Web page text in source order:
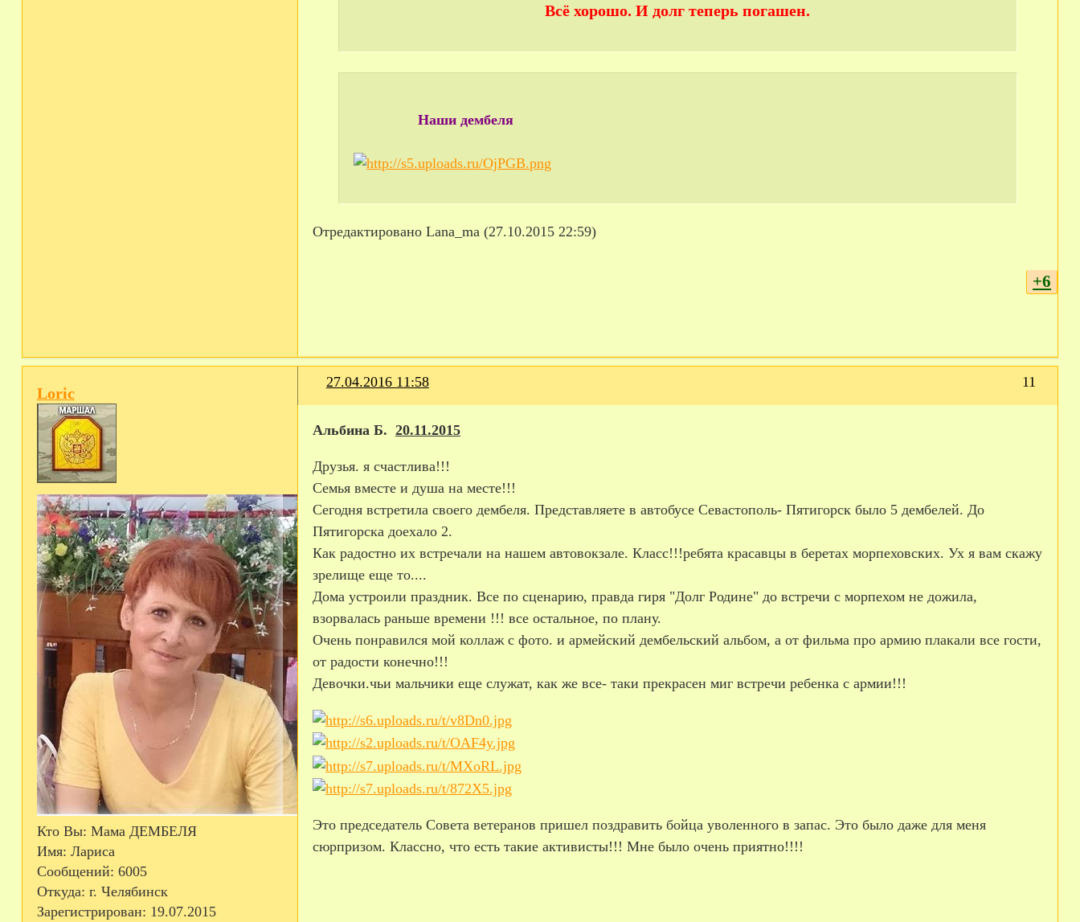
Всё хорошо. И долг теперь погашен.
Наши дембеля
Отредактировано Lana_ma (27.10.2015 22:59)
+6
11
27.04.2016 11:58
Loric
Кто Вы: Мама ДЕМБЕЛЯ
Имя: Лариса
Сообщений: 6005
Откуда: г. Челябинск
Зарегистрирован: 19.07.2015
Альбина Б. 20.11.2015
Друзья. я счастлива!!!
Семья вместе и душа на месте!!!
Сегодня встретила своего дембеля. Представляете в автобусе Севастополь- Пятигорск было 5 дембелей. До
Пятигорска доехало 2.
Как радостно их встречали на нашем автовокзале. Класс!!!ребята красавцы в беретах морпеховских. Ух я вам скажу
зрелище еще то....
Дома устроили праздник. Все по сценарию, правда гиря "Долг Родине" до встречи с морпехом не дожила,
взорвалась раньше времени !!! все остальное, по плану.
Очень понравился мой коллаж с фото. и армейский дембельский альбом, а от фильма про армию плакали все гости,
от радости конечно!!!
Девочки.чьи мальчики еще служат, как же все- таки прекрасен миг встречи ребенка с армии!!!
Это председатель Совета ветеранов пришел поздравить бойца уволенного в запас. Это было даже для меня
сюрпризом. Классно, что есть такие активисты!!! Мне было очень приятно!!!!